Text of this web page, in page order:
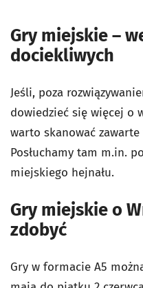
Gry miejskie –
dociekliwych
Jeśli, poza
dowiedzieć się więcej o
warto skanować zawarte
Posłuchamy tam m.in.
miejskiego hejnału.
Gry miejskie o
zdobyć
Gry w formacie A5